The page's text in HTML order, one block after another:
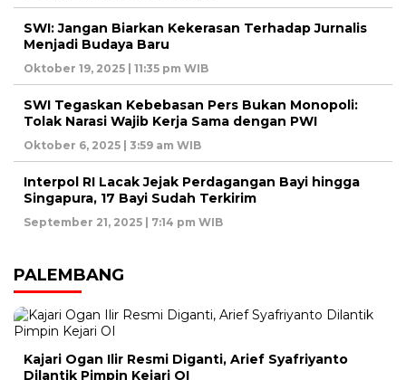
SWI: Jangan Biarkan Kekerasan Terhadap Jurnalis
Menjadi Budaya Baru
Oktober 19, 2025 | 11:35 pm WIB
SWI Tegaskan Kebebasan Pers Bukan Monopoli:
Tolak Narasi Wajib Kerja Sama dengan PWI
Oktober 6, 2025 | 3:59 am WIB
Interpol RI Lacak Jejak Perdagangan Bayi hingga
Singapura, 17 Bayi Sudah Terkirim
September 21, 2025 | 7:14 pm WIB
PALEMBANG
Kajari Ogan Ilir Resmi Diganti, Arief Syafriyanto
Dilantik Pimpin Kejari OI